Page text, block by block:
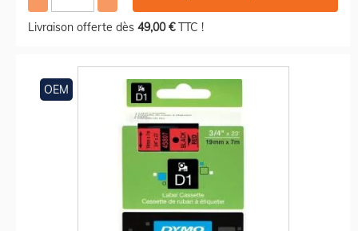
Livraison offerte dès 49,00 €TTC !
OEM